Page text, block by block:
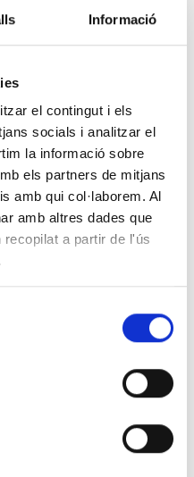
Informació
el contingut i els
socials i analitzar el
la informació sobre
els partners de mitjans
amb qui col·laborem. Al
amb altres dades que
a partir de l'ús
EXTERNA 3 LLOCS DE
DE LABORATORI
EXTERNA 3 LLOCS DE